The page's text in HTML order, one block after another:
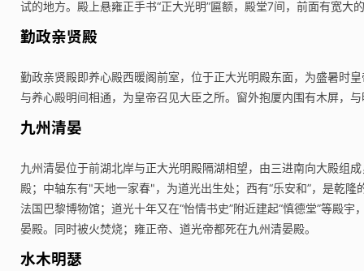
试的地方。殿上悬雍正手书“正大光明”匾额，殿堂7间，前面有宽大
勤政亲贤殿
勤政亲贤殿即养心殿西暖阁前室，位于正大光明殿东面，为盛暑时
与养心殿明间相通，为皇帝召见大臣之所。窗外抱厦内围有木屏，
九州清晏
九州清晏位于前湖北岸与正大光明殿隔湖相望，由三进南向大殿组
殿；中轴东有"天地一家春"，为道光出生处；西有“乐安和”，是乾
法国巴黎博物馆；道光十年又在“怡情书史”附近建起“慎德堂”等殿
晏殿。同时被火焚烧；雍正帝、道光帝都死在九州清晏殿。
水木明瑟